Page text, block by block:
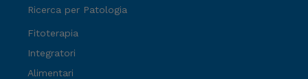
Ricerca per Patologia
Fitoterapia
Integratori
Alimentari